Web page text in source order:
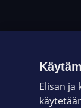
Elisan ja